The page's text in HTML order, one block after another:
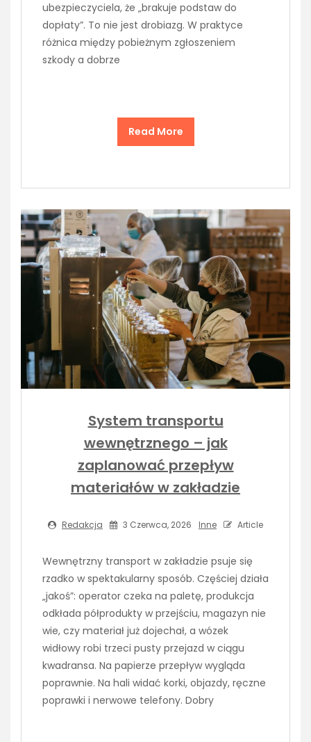
ubezpieczyciela, że „brakuje podstaw do
dopłaty”. To nie jest drobiazg. W praktyce
różnica między pobieżnym zgłoszeniem
szkody a dobrze
Read More
System transportu
wewnętrznego – jak
zaplanować przepływ
materiałów w zakładzie
Redakcja 3 Czerwca, 2026 Inne Article
Wewnętrzny transport w zakładzie psuje się
rzadko w spektakularny sposób. Częściej działa
„jakoś”: operator czeka na paletę, produkcja
odkłada półprodukty w przejściu, magazyn nie
wie, czy materiał już dojechał, a wózek
widłowy robi trzeci pusty przejazd w ciągu
kwadransa. Na papierze przepływ wygląda
poprawnie. Na hali widać korki, objazdy, ręczne
poprawki i nerwowe telefony. Dobry